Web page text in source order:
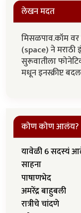
लेखन मदत
मिसळपाव.कॉम
(space) ने मराठी
सुरूवातीला
मधून इनस्क्रीप्ट
कोण कोण आलंय?
यावेळी 6 सदस्यं
साहना
पाषाणभेद
अमरेंद्र बाहुबली
रात्रीचे चांदणे